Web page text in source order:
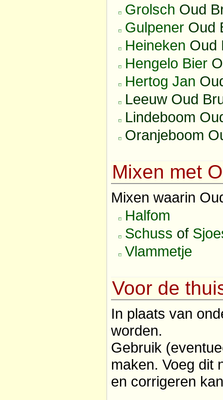
Grolsch Oud
Gulpener Oud
Heineken Oud
Hengelo Bier
Hertog Jan
Leeuw Oud
Lindeboom
Oranjeboom
Mixen met
Mixen waarin
Halfom
Schuss of
Vlammetje
Voor de
In plaats van
worden.
Gebruik
maken. Voeg dit
en corrigeren